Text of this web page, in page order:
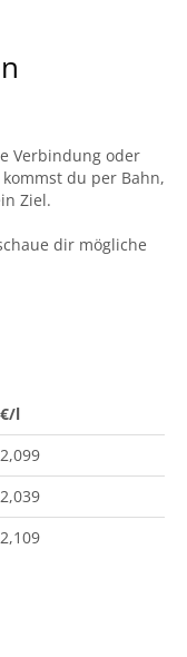
Verbindung oder
du per Bahn,
Ziel.
dir mögliche
€/l
2,099
2,039
2,109